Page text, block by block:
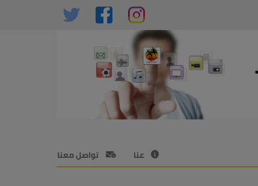
عنا تواصل معنا